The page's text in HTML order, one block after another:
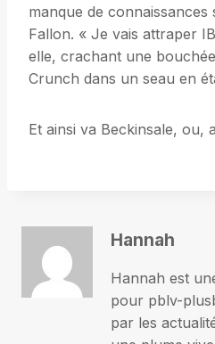
manque de
Fallon. « Je vais attraper
elle, crachant une
Crunch dans un seau en
Et ainsi va Beckinsale, ou,
Hannah
Hannah est
pour pblv-
par les